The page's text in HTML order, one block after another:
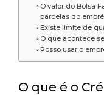
O valor do Bolsa
parcelas do
Existe limite de
O que acontece
Posso usar o
O que é o